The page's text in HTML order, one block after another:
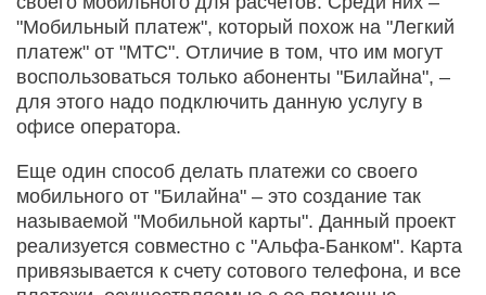
"Мобильный платеж", который похож на "Легкий
платеж" от "МТС". Отличие в том, что им могут
воспользоваться только абоненты "Билайна", –
для этого надо подключить данную услугу в
офисе оператора.
Еще один способ делать платежи со своего
мобильного от "Билайна" – это создание так
называемой "Мобильной карты". Данный проект
реализуется совместно с "Альфа-Банком". Карта
привязывается к счету сотового телефона, и все